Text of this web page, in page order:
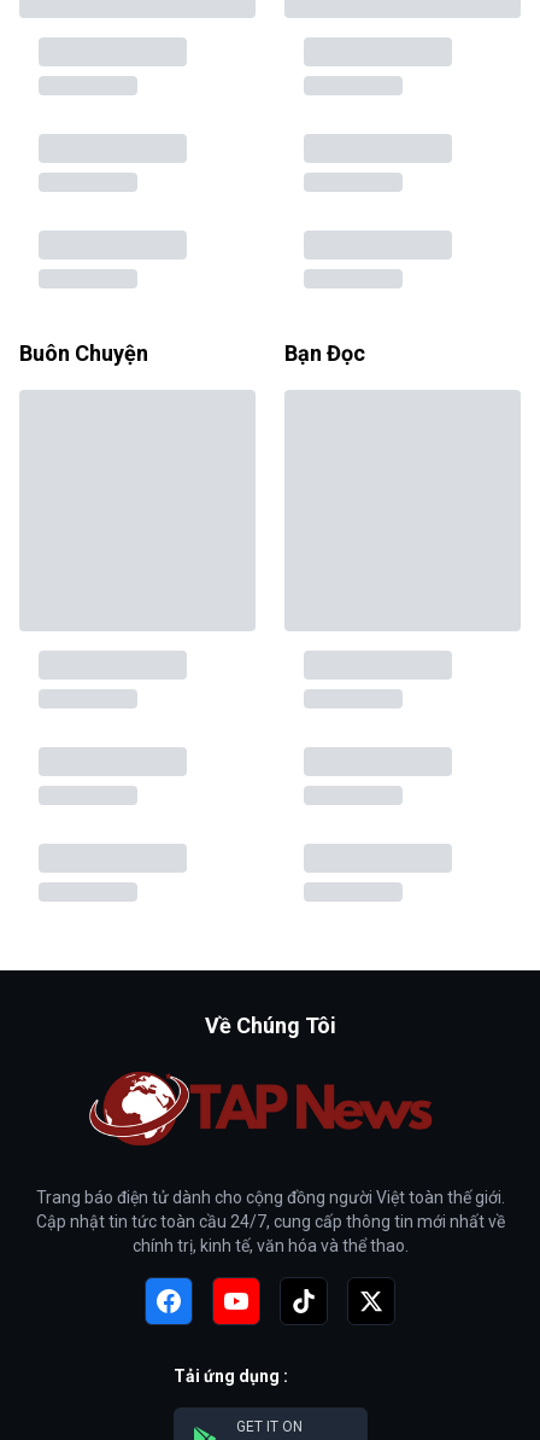
Buôn Chuyện Bạn Đọc
Về Chúng Tôi
Trang báo điện tử dành cho cộng đồng người Việt toàn thế giới.
Cập nhật tin tức toàn cầu 24/7, cung cấp thông tin mới nhất về
chính trị, kinh tế, văn hóa và thể thao.
Tải ứng dụng :
GET IT ON